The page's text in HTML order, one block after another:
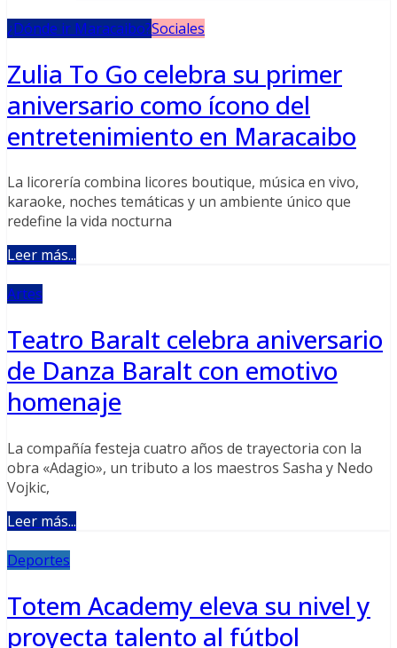
¿Dónde ir Maracaibo?Sociales
Zulia To Go celebra su primer
aniversario como ícono del
entretenimiento en Maracaibo
La licorería combina licores boutique, música en vivo,
karaoke, noches temáticas y un ambiente único que
redefine la vida nocturna
Leer más...
Artes
Teatro Baralt celebra aniversario
de Danza Baralt con emotivo
homenaje
La compañía festeja cuatro años de trayectoria con la
obra «Adagio», un tributo a los maestros Sasha y Nedo
Vojkic,
Leer más...
Deportes
Totem Academy eleva su nivel y
proyecta talento al fútbol